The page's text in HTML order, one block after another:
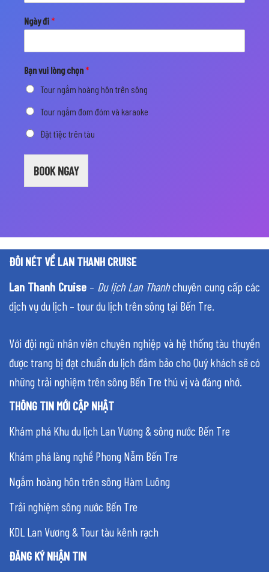
Ngày đi*
Bạn vui lòng chọn*
Tour ngắm hoàng hôn trên sông
Tour ngắm đom đóm và karaoke
Đặt tiệc trên tàu
BOOK NGAY
ĐÔI NÉT VỀ LAN THANH CRUISE
Lan Thanh Cruise – Du lịch Lan Thanhchuyên cung cấp các
dịch vụ du lịch – tour du lịch trên sông tại Bến Tre.
Với đội ngũ nhân viên chuyên nghiệp và hệ thống tàu thuyền
được trang bị đạt chuẩn du lịch đảm bảo cho Quý khách sẽ có
những trải nghiệm trên sông Bến Tre thú vị và đáng nhớ.
THÔNG TIN MỚI CẬP NHẬT
Khám phá Khu du lịch Lan Vương & sông nước Bến Tre
Khám phá làng nghề Phong Nẫm Bến Tre
Ngắm hoàng hôn trên sông Hàm Luông
Trải nghiệm sông nước Bến Tre
KDL Lan Vương & Tour tàu kênh rạch
ĐĂNG KÝ NHẬN TIN